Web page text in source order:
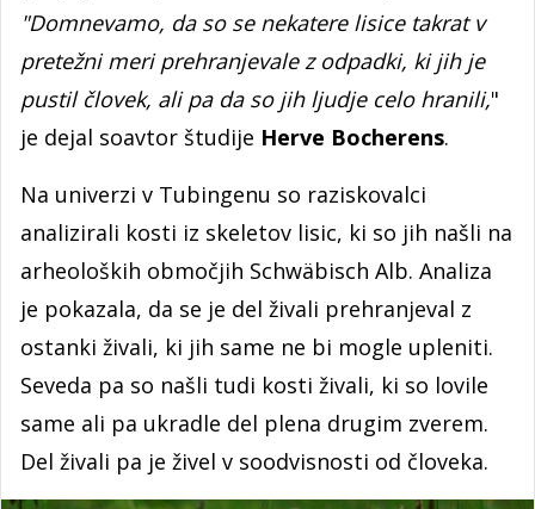
"Domnevamo, da so se nekatere lisice takrat v
pretežni meri prehranjevale z odpadki, ki jih je
pustil človek, ali pa da so jih ljudje celo hranili,"
je dejal soavtor študije Herve Bocherens.
Na univerzi v Tubingenu so raziskovalci
analizirali kosti iz skeletov lisic, ki so jih našli na
arheoloških območjih Schwäbisch Alb. Analiza
je pokazala, da se je del živali prehranjeval z
ostanki živali, ki jih same ne bi mogle upleniti.
Seveda pa so našli tudi kosti živali, ki so lovile
same ali pa ukradle del plena drugim zverem.
Del živali pa je živel v soodvisnosti od človeka.